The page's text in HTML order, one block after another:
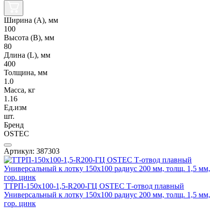
Ширина (А), мм
100
Высота (В), мм
80
Длина (L), мм
400
Толщина, мм
1.0
Масса, кг
1.16
Ед.изм
шт.
Бренд
OSTEC
Артикул: 387303
ТТРП-150х100-1,5-R200-ГЦ OSTEC Т-отвод плавный
Универсальный к лотку 150х100 радиус 200 мм, толщ. 1,5 мм,
гор. цинк